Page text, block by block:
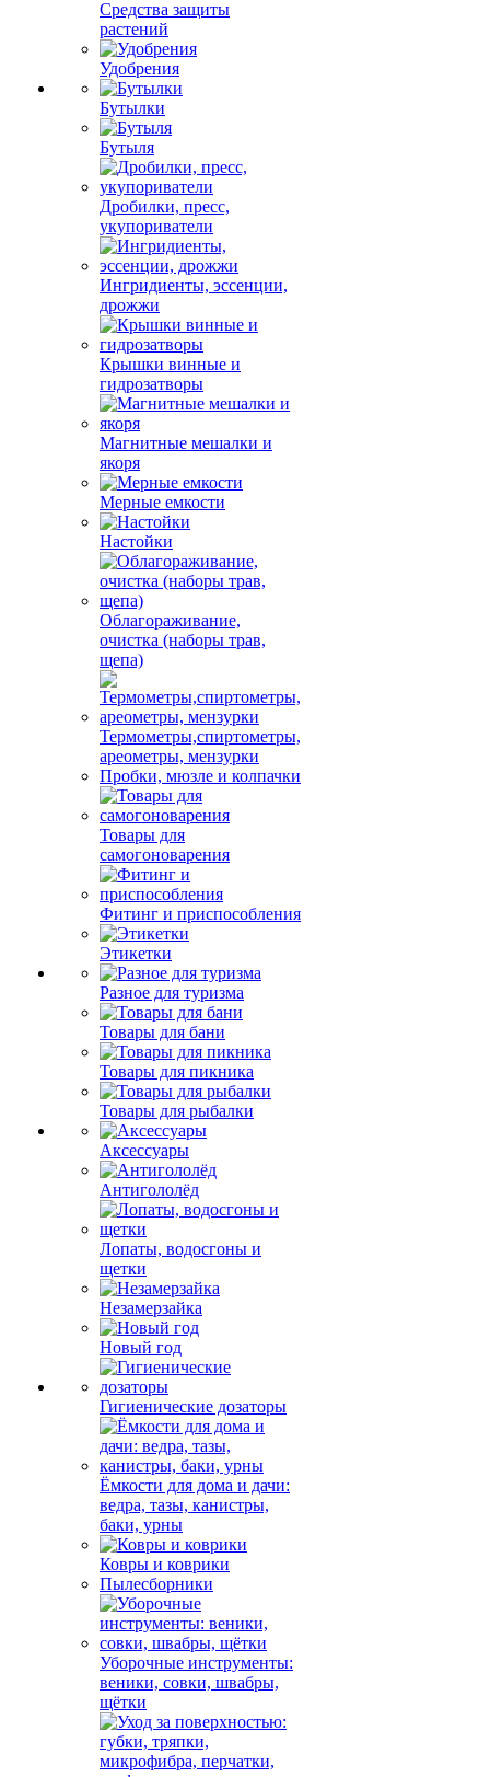
Средства защиты
растений
Удобрения
Бутылки
Бутыля
Дробилки, пресс,
укупориватели
Ингридиенты, эссенции,
дрожжи
Крышки винные и
гидрозатворы
Магнитные мешалки и
якоря
Мерные емкости
Настойки
Облагораживание,
очистка (наборы трав,
щепа)
Термометры,спиртометры,
ареометры, мензурки
Пробки, мюзле и колпачки
Товары для
самогоноварения
Фитинг и приспособления
Этикетки
Разное для туризма
Товары для бани
Товары для пикника
Товары для рыбалки
Аксессуары
Антигололёд
Лопаты, водосгоны и
щетки
Незамерзайка
Новый год
Гигиенические дозаторы
Ёмкости для дома и дачи:
ведра, тазы, канистры,
баки, урны
Ковры и коврики
Пылесборники
Уборочные инструменты:
веники, совки, швабры,
щётки